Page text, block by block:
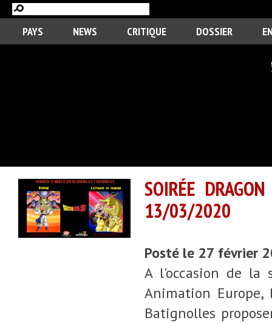
PAYS NEWS CRITIQUE DOSSIER
SOIRÉE
13/03/2020
Posté le 27 février
A l'occasion de la
Animation
Batignolles